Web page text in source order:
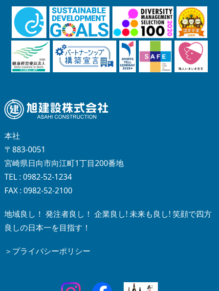
本社
〒883-0051
宮崎県日向市向江町1丁目200番地
TEL : 0982-52-1234
FAX : 0982-52-2100
地域良し！ 発注者良し！ 企業良し! 未来も良し! 笑顔で四方
良しの日本一を目指す！
＞プライバシーポリシー